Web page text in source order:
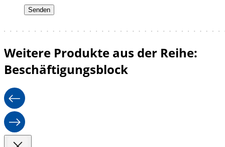
Weitere Produkte aus der Reihe:
Beschäftigungsblock